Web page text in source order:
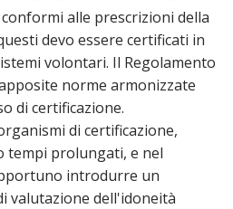
alle prescrizioni della
devo essere certificati in
volontari. Il Regolamento
norme armonizzate
di certificazione.
di certificazione,
tempi prolungati, e nel
introdurre un
valutazione dell'idoneità